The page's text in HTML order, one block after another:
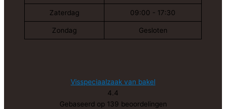
Zaterdag 09:00 - 17:30
Zondag Gesloten
Visspeciaalzaak van bakel
4.4
Gebaseerd op 139 beoordelingen